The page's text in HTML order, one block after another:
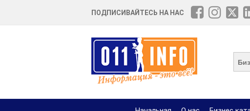
ПОДПИСИВАЙТЕСЬ НА НАС